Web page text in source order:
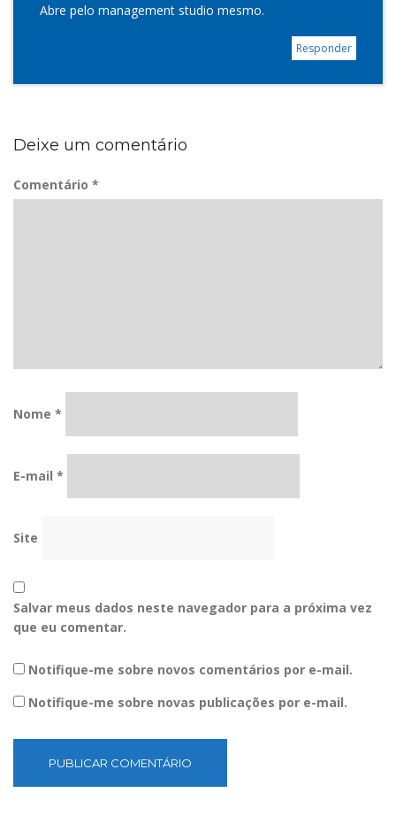
Abre pelo management studio mesmo.
Responder
Deixe um comentário
Comentário *
Nome *
E-mail *
Site
Salvar meus dados neste navegador para a próxima vez
que eu comentar.
Notifique-me sobre novos comentários por e-mail.
Notifique-me sobre novas publicações por e-mail.